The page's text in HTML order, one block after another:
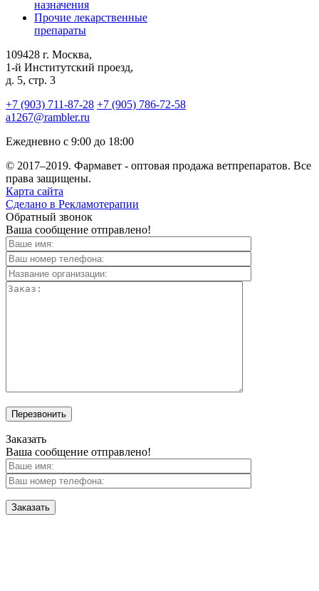
назначения
Прочие лекарственные
препараты
109428 г. Москва,
1-й Институтский проезд,
д. 5, стр. 3
+7 (903) 711-87-28 +7 (905) 786-72-58
a1267@rambler.ru
Ежедневно с 9:00 до 18:00
© 2017–2019. Фармавет - оптовая продажа ветпрепаратов. Все
права защищены.
Карта сайта
Сделано в Рекламотерапии
Обратный звонок
Ваша сообщение отправлено!
Перезвонить
Заказать
Ваша сообщение отправлено!
Заказать